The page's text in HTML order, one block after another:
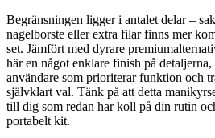
Begränsningen ligger i antalet delar –
nagelborste eller extra filar finns mer
set. Jämfört med dyrare
här en något enklare finish på
användare som prioriterar funktion och
självklart val. Tänk på att detta
till dig som redan har koll på din rutin
portabelt kit.